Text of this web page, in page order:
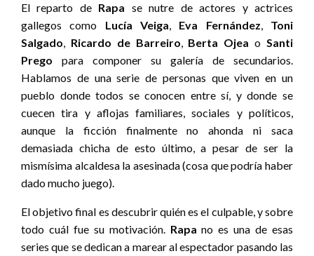
El reparto de Rapa se nutre de actores y actrices
gallegos como Lucía Veiga, Eva Fernández, Toni
Salgado, Ricardo de Barreiro, Berta Ojea oSanti
Prego para componer su galería de secundarios.
Hablamos de una serie de personas que viven en un
pueblo donde todos se conocen entre sí, y donde se
cuecen tira y aflojas familiares, sociales y políticos,
aunque la ficción finalmente no ahonda ni saca
demasiada chicha de esto último, a pesar de ser la
mismísima alcaldesa la asesinada (cosa que podría haber
dado mucho juego).
El objetivo final es descubrir quién es el culpable, y sobre
todo cuál fue su motivación. Rapa no es una de esas
series que se dedican a marear al espectador pasando las